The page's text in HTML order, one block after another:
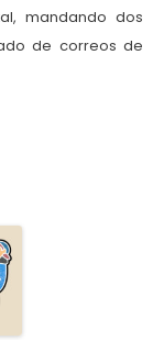
mandando dos
de correos de